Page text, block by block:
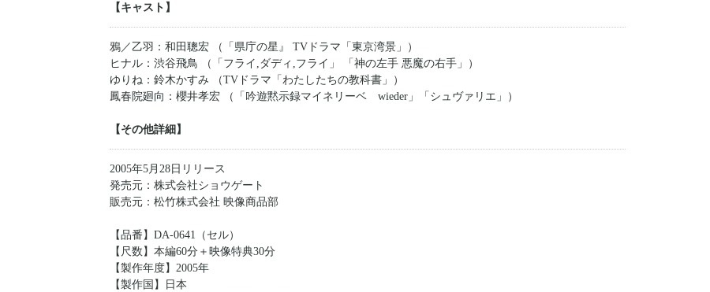
【キャスト】
鴉／乙羽：和田聰宏 （「県庁の星』 TVドラマ「東京湾景」）
ヒナル：渋谷飛鳥 （「フライ,ダディ,フライ」 「神の左手 悪魔の右手」）
ゆりね：鈴木かすみ （TVドラマ「わたしたちの教科書」）
鳳春院廻向：櫻井孝宏 （「吟遊黙示録マイネリーベ wieder」「シュヴァリエ」）
【その他詳細】
2005年5月28日リリース
発売元：株式会社ショウゲート
販売元：松竹株式会社 映像商品部
【品番】DA-0641（セル）
【尺数】本編60分＋映像特典30分
【製作年度】2005年
【製作国】日本